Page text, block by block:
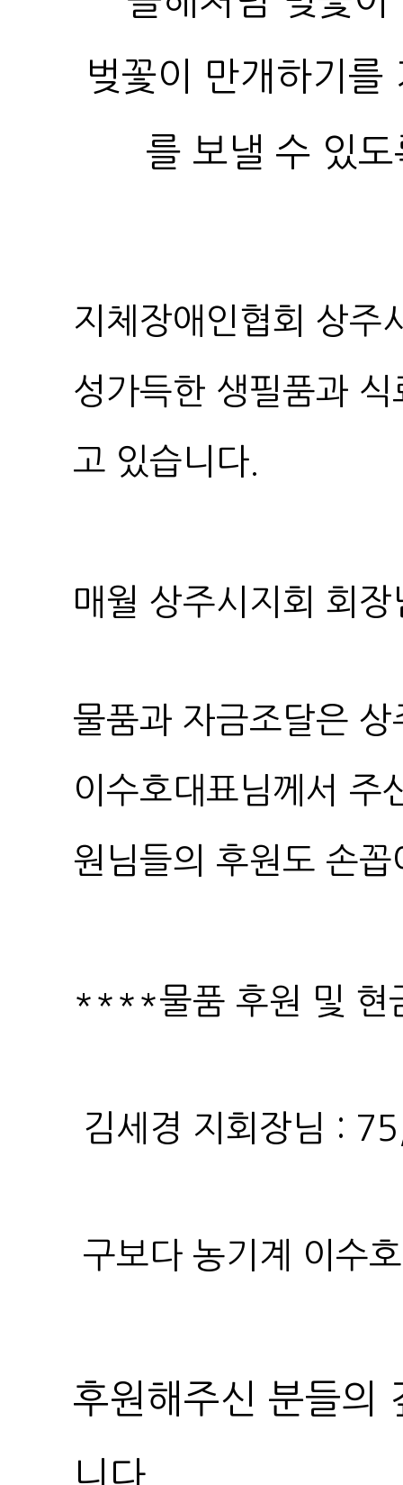
를 보낼 수 있
고 있습니다.
매월 상주시지회 회
원님들의 후원도 손
****물품 후원 및
김세경 지회장님 :
구보다 농기계 이수
니다.